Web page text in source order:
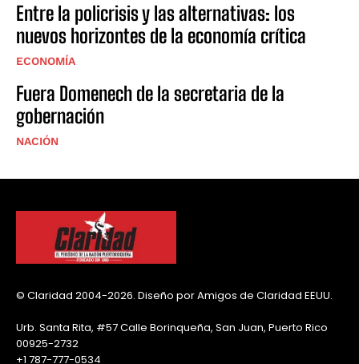
Entre la policrisis y las alternativas: los
nuevos horizontes de la economía crítica
ECONOMÍA
Fuera Domenech de la secretaria de la
gobernación
NACIÓN
© Claridad 2004-2026. Diseño por Amigos de Claridad EEUU.
Urb. Santa Rita, #57 Calle Borinqueña, San Juan, Puerto Rico
00925-2732
+1 787-777-0534